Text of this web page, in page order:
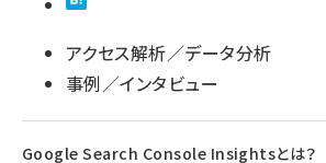
アクセス解析／データ分析
事例／インタビュー
Google Search Console Insightsとは？